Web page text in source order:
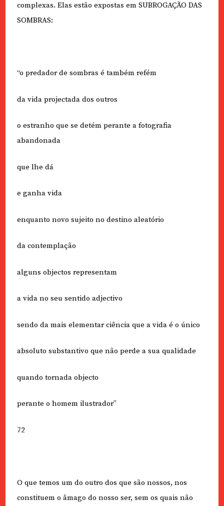
complexas. Elas estão expostas em SUBROGAÇÃO DAS
SOMBRAS:
“o predador de sombras é também refém
da vida projectada dos outros
o estranho que se detém perante a fotografia
abandonada
que lhe dá
e ganha vida
enquanto novo sujeito no destino aleatório
da contemplação
alguns objectos representam
a vida no seu sentido adjectivo
sendo da mais elementar ciência que a vida é o único
absoluto substantivo que não perde a sua qualidade
quando tornada objecto
perante o homem ilustrador”
72
O que temos um do outro dos que são nossos, nos
constituem o âmago do nosso ser, sem os quais não